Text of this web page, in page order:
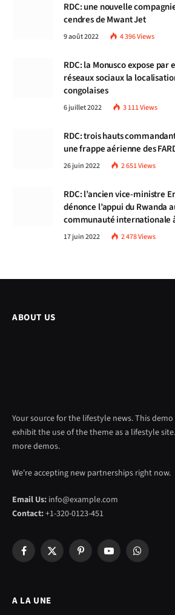
RDC: une nouvelle
cendres de Mwant Jet
9 août 2022 4 396Views
RDC: la Monusco expose par
réseaux sociaux la
congolaises
6 juillet 2022 3 111Views
RDC: trois hauts
une frappe aérienne des
26 juin 2022 2 651Views
RDC: l’ancien vice-ministre
dénonce l’appui du Rwanda
communauté internationale
17 juin 2022 2 478Views
ABOUT US
Your source for the lifestyle news. This
exhibit the use of the theme as a lifestyle
more demos.
We're accepting new partnerships right now.
Email Us: info@example.com
Contact:+1-320-0123-451
Facebook
X
PinterestYouTubeWhatsApp
A LA UNE